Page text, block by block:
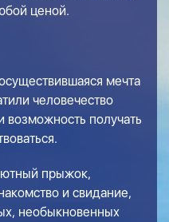
ценой.
мечта
человечество
получать
прыжок,
и свидание,
необыкновенных